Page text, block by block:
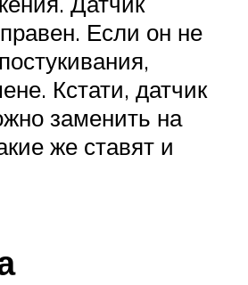
Если он не
Кстати, датчик
заменить на
же ставят и